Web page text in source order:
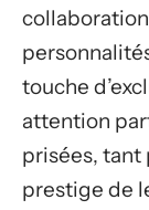
touche
attention
prisées, tant
prestige de